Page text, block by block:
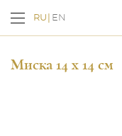
RU EN
Миска 14 х 14 см